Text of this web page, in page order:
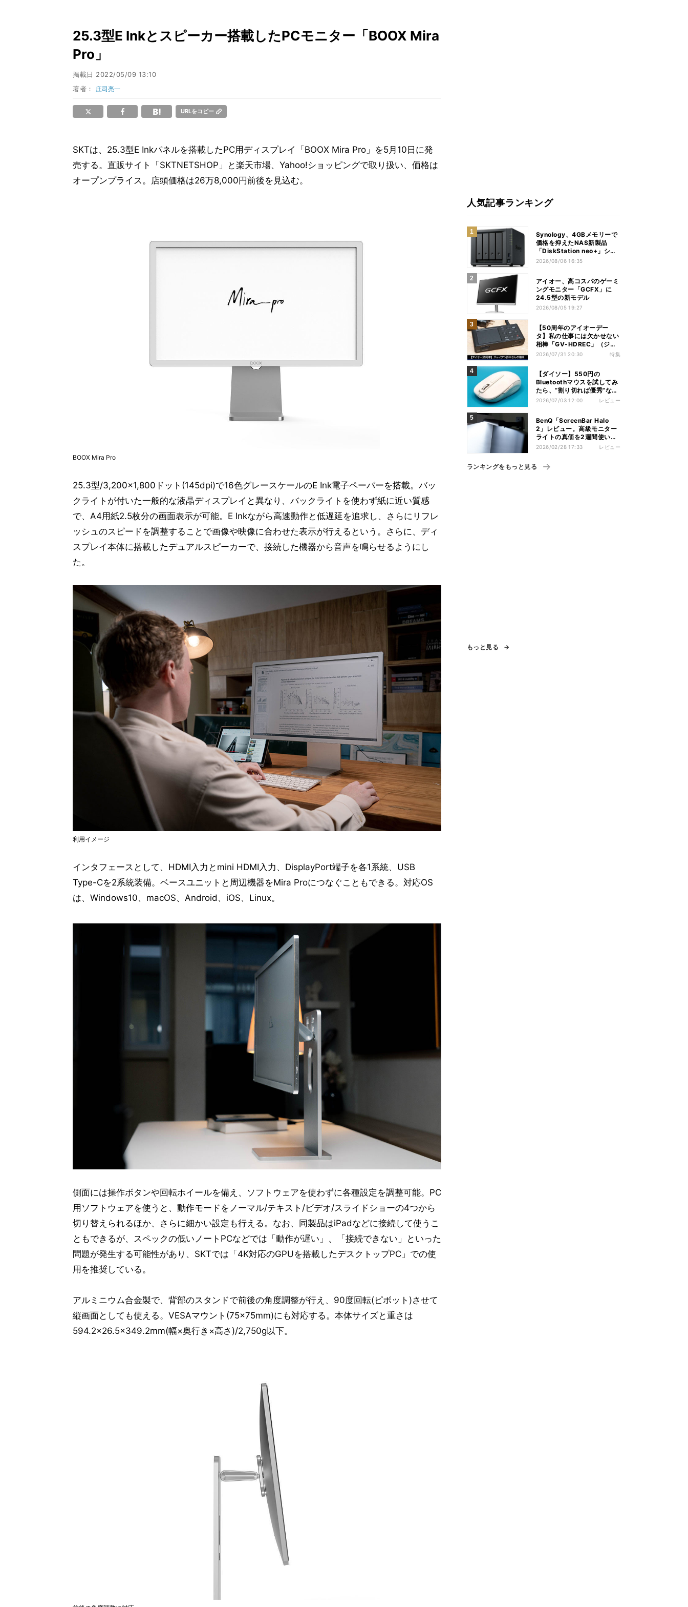
25.3型E Inkとスピーカー搭載したPCモニター「BOOX Mira
Pro」
掲載日 2022/05/09 13:10
著者： 庄司亮一
URLをコピー
SKTは、25.3型E Inkパネルを搭載したPC用ディスプレイ「BOOX Mira Pro」を5月10日に発
売する。直販サイト「SKTNETSHOP」と楽天市場、Yahoo!ショッピングで取り扱い、価格は
オープンプライス。店頭価格は26万8,000円前後を見込む。
BOOX Mira Pro
25.3型/3,200×1,800ドット(145dpi)で16色グレースケールのE Ink電子ペーパーを搭載。バッ
クライトが付いた一般的な液晶ディスプレイと異なり、バックライトを使わず紙に近い質感
で、A4用紙2.5枚分の画面表示が可能。E Inkながら高速動作と低遅延を追求し、さらにリフレ
ッシュのスピードを調整することで画像や映像に合わせた表示が行えるという。さらに、ディ
スプレイ本体に搭載したデュアルスピーカーで、接続した機器から音声を鳴らせるようにし
た。
利用イメージ
インタフェースとして、HDMI入力とmini HDMI入力、DisplayPort端子を各1系統、USB
Type-Cを2系統装備。ベースユニットと周辺機器をMira Proにつなぐこともできる。対応OS
は、Windows10、macOS、Android、iOS、Linux。
側面には操作ボタンや回転ホイールを備え、ソフトウェアを使わずに各種設定を調整可能。PC
用ソフトウェアを使うと、動作モードをノーマル/テキスト/ビデオ/スライドショーの4つから
切り替えられるほか、さらに細かい設定も行える。なお、同製品はiPadなどに接続して使うこ
ともできるが、スペックの低いノートPCなどでは「動作が遅い」、「接続できない」といった
問題が発生する可能性があり、SKTでは「4K対応のGPUを搭載したデスクトップPC」での使
用を推奨している。
アルミニウム合金製で、背部のスタンドで前後の角度調整が行え、90度回転(ピボット)させて
縦画面としても使える。VESAマウント(75×75mm)にも対応する。本体サイズと重さは
594.2×26.5×349.2mm(幅×奥行き×高さ)/2,750g以下。
人気記事ランキング
Synology、4GBメモリーで
価格を抑えたNAS新製品
「DiskStation neo+」シリ
ーズ
2026/08/06 16:35
アイオー、高コスパのゲーミ
ングモニター「GCFX」に
24.5型の新モデル
2026/08/05 19:27
【50周年のアイオーデー
タ】私の仕事には欠かせない
相棒「GV-HDREC」（ジャ
イアン鈴木さん）
2026/07/31 20:30 特集
【ダイソー】550円の
Bluetoothマウスを試してみ
たら、“割り切れば優秀”な1
台だった
2026/07/03 12:00 レビュー
BenQ「ScreenBar Halo
2」レビュー。高級モニター
ライトの真価を2週間使い込
んで体感する
2026/02/28 17:33 レビュー
ランキングをもっと見る
もっと見る